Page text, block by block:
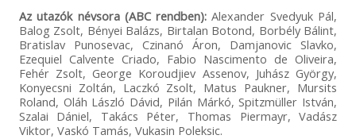
Az utazók névsora (ABC rendben): Alexander Svedyuk Pál,
Balog Zsolt, Bényei Balázs, Birtalan Botond, Borbély Bálint,
Bratislav Punosevac, Czinanó Áron, Damjanovic Slavko,
Ezequiel Calvente Criado, Fabio Nascimento de Oliveira,
Fehér Zsolt, George Koroudjiev Assenov, Juhász György,
Konyecsni Zoltán, Laczkó Zsolt, Matus Paukner, Mursits
Roland, Oláh László Dávid, Pilán Márkó, Spitzmüller István,
Szalai Dániel, Takács Péter, Thomas Piermayr, Vadász
Viktor, Vaskó Tamás, Vukasin Poleksic.